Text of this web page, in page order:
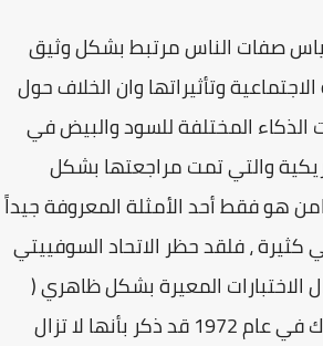
صفات الناس مرتبط بشكل وثيق
وتأثيراتها وان الخلاف حول
الذكاء المختلفة للسود والبيض في
والتي تمت مراجعتها بشكل
هو فقط أحد الأمثلة المعروفة جيداً
كثيرة ، فلقد حظر الاتحاد السوفييتي
المعيرة بشكل ظاهري (
على الرغم من أن بروزك في عام 1972 قد ذكر بأنها لا تزال